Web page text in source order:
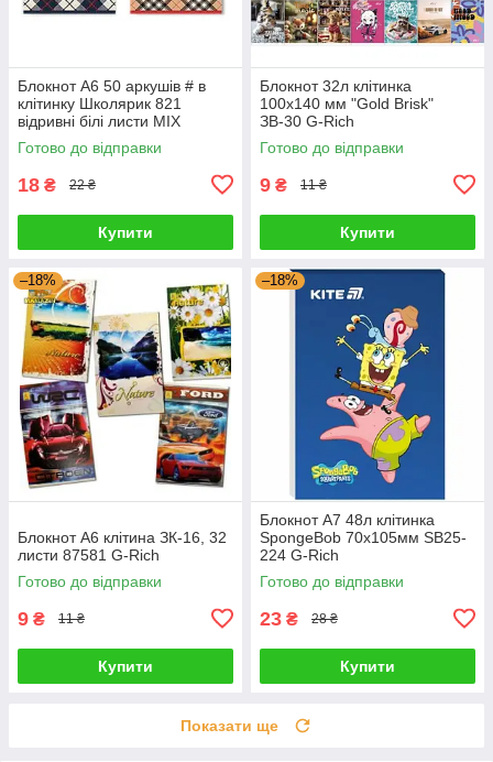
Блокнот А6 50 аркушів # в
клітинку Школярик 821
відривні білі листи MIX
633437 G-Rich
Готово до відправки
18 ₴ 22 ₴
Купити
Блокнот 32л клітинка
100x140 мм "Gold Brisk"
ЗВ-30 G-Rich
Готово до відправки
9 ₴ 11 ₴
Купити
–18%
Блокнот А6 клітина ЗК-16, 32
листи 87581 G-Rich
Готово до відправки
9 ₴ 11 ₴
Купити
–18%
Блокнот А7 48л клітинка
SpongeBob 70х105мм SB25-
224 G-Rich
Готово до відправки
23 ₴ 28 ₴
Купити
Показати ще